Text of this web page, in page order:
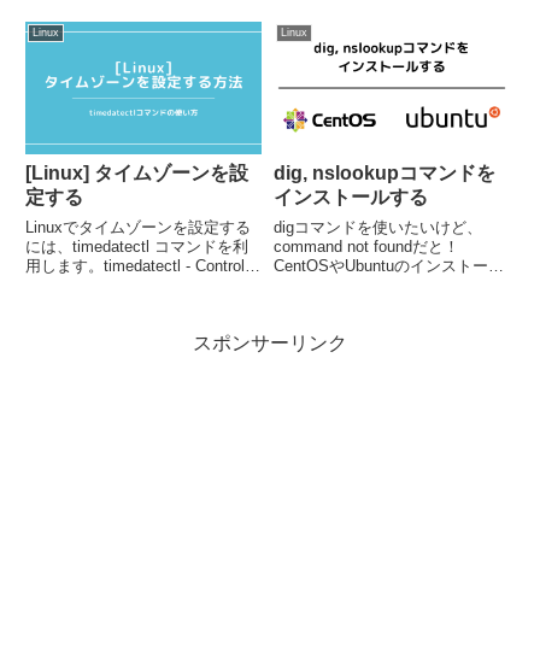
p <kipmi0のPID> PID USER PR
NI VIRT RES SHR S %CPU...
ディレクトリでgithubからclone
を行います。クローンしたbash
Linux
[Linux] タイムゾーンを設
定する
Linuxでタイムゾーンを設定する
には、timedatectl コマンドを利
用します。timedatectl - Control
Linux
dig, nslookupコマンドを
インストールする
digコマンドを使いたいけど、
command not foundだと！
CentOSやUbuntuのインストール
の記事ではCentOS 8お...
スポンサーリンク